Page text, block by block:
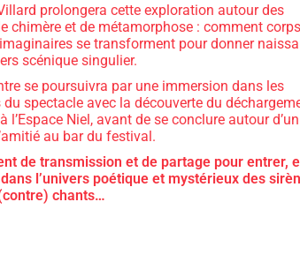
prolongera cette exploration autour des
chimère et de métamorphose : comment
se transforment pour donner
scénique singulier.
se poursuivra par une immersion dans les
spectacle avec la découverte du
l’Espace Niel, avant de se conclure autour d’un
au bar du festival.
de transmission et de partage pour entrer,
l’univers poétique et mystérieux des
chants…